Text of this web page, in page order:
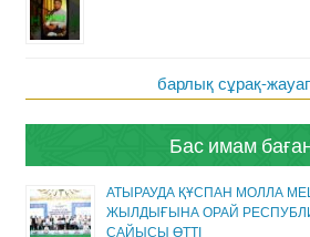
барлық сұрақ-
Бас имам
АТЫРАУДА ҚҰСПАН МОЛЛА
ЖЫЛДЫҒЫНА ОРАЙ
САЙЫСЫ ӨТТІ